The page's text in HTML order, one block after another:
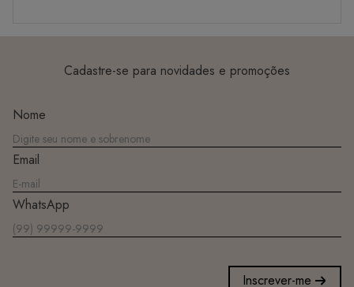
Cadastre-se para novidades e promoções
Nome
Email
WhatsApp
Inscrever-me